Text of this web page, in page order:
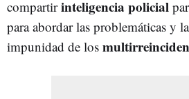
compartirinteligencia policial
para abordar las problemáticas y
impunidad de los